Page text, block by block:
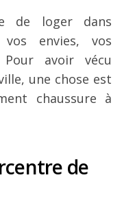
de loger dans
envies, vos
avoir vécu
une chose est
chaussure à
de